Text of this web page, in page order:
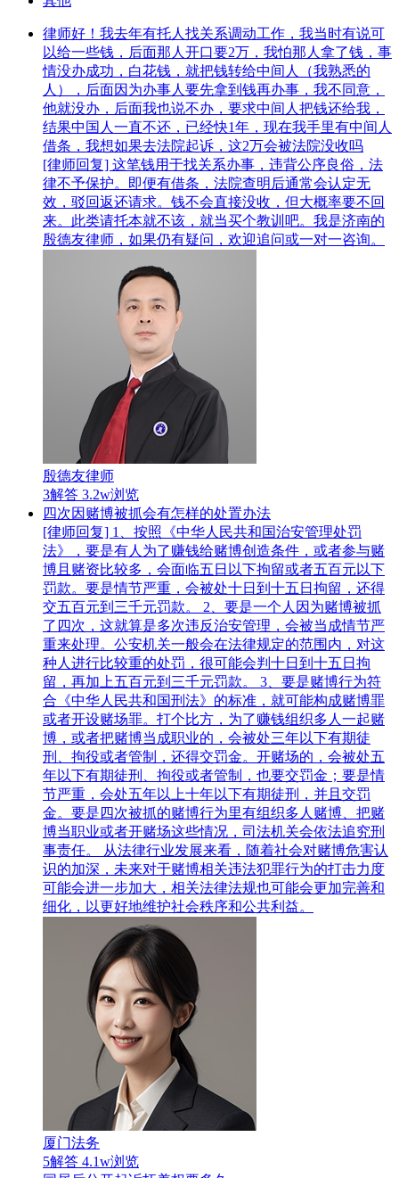
律师好！我去年有托人找关系调动工作，我当时有说可
以给一些钱，后面那人开口要2万，我怕那人拿了钱，事
情没办成功，白花钱，就把钱转给中间人（我熟悉的
人），后面因为办事人要先拿到钱再办事，我不同意，
他就没办，后面我也说不办，要求中间人把钱还给我，
结果中国人一直不还，已经快1年，现在我手里有中间人
借条，我想如果去法院起诉，这2万会被法院没收吗
[律师回复] 这笔钱用于找关系办事，违背公序良俗，法
律不予保护。即便有借条，法院查明后通常会认定无
效，驳回返还请求。钱不会直接没收，但大概率要不回
来。此类请托本就不该，就当买个教训吧。我是济南的
殷德友律师，如果仍有疑问，欢迎追问或一对一咨询。
殷德友律师
3解答 3.2w浏览
四次因赌博被抓会有怎样的处置办法
[律师回复] 1、按照《中华人民共和国治安管理处罚
法》，要是有人为了赚钱给赌博创造条件，或者参与赌
博且赌资比较多，会面临五日以下拘留或者五百元以下
罚款。要是情节严重，会被处十日到十五日拘留，还得
交五百元到三千元罚款。 2、要是一个人因为赌博被抓
了四次，这就算是多次违反治安管理，会被当成情节严
重来处理。公安机关一般会在法律规定的范围内，对这
种人进行比较重的处罚，很可能会判十日到十五日拘
留，再加上五百元到三千元罚款。 3、要是赌博行为符
合《中华人民共和国刑法》的标准，就可能构成赌博罪
或者开设赌场罪。打个比方，为了赚钱组织多人一起赌
博，或者把赌博当成职业的，会被处三年以下有期徒
刑、拘役或者管制，还得交罚金。开赌场的，会被处五
年以下有期徒刑、拘役或者管制，也要交罚金；要是情
节严重，会处五年以上十年以下有期徒刑，并且交罚
金。要是四次被抓的赌博行为里有组织多人赌博、把赌
博当职业或者开赌场这些情况，司法机关会依法追究刑
事责任。 从法律行业发展来看，随着社会对赌博危害认
识的加深，未来对于赌博相关违法犯罪行为的打击力度
可能会进一步加大，相关法律法规也可能会更加完善和
细化，以更好地维护社会秩序和公共利益。
厦门法务
5解答 4.1w浏览